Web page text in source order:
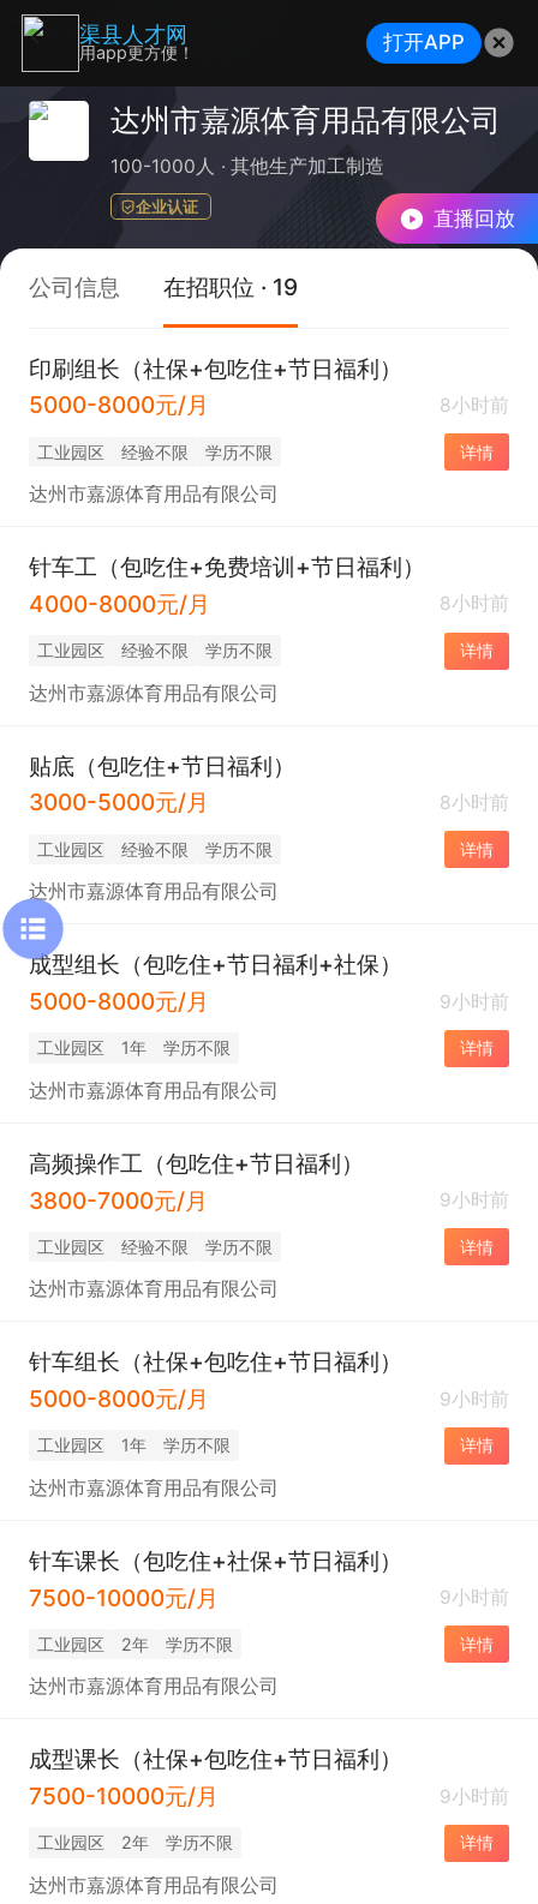
直播回放
达州市嘉源体育用品有限公司
100-1000人 其他生产加工制造
企业认证
公司信息 在招职位 · 19
印刷组长（社保+包吃住+节日福利）
5000-8000元/月
8小时前
工业园区 经验不限 学历不限 详情
达州市嘉源体育用品有限公司
针车工（包吃住+免费培训+节日福利）
4000-8000元/月
8小时前
工业园区 经验不限 学历不限 详情
达州市嘉源体育用品有限公司
贴底（包吃住+节日福利）
3000-5000元/月
8小时前
工业园区 经验不限 学历不限 详情
达州市嘉源体育用品有限公司
成型组长（包吃住+节日福利+社保）
5000-8000元/月
9小时前
工业园区 1年 学历不限 详情
达州市嘉源体育用品有限公司
高频操作工（包吃住+节日福利）
3800-7000元/月
9小时前
工业园区 经验不限 学历不限 详情
达州市嘉源体育用品有限公司
针车组长（社保+包吃住+节日福利）
5000-8000元/月
9小时前
工业园区 1年 学历不限 详情
达州市嘉源体育用品有限公司
针车课长（包吃住+社保+节日福利）
7500-10000元/月
9小时前
工业园区 2年 学历不限 详情
达州市嘉源体育用品有限公司
成型课长（社保+包吃住+节日福利）
7500-10000元/月
9小时前
工业园区 2年 学历不限 详情
达州市嘉源体育用品有限公司
渠县人才网
用app更方便！ 打开APP